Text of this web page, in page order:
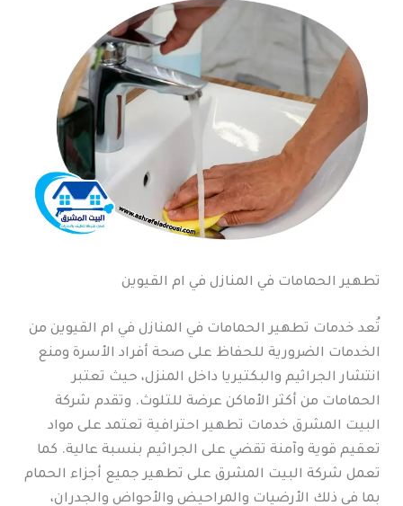
تطهير الحمامات في المنازل في ام القيوين
تُعد خدمات تطهير الحمامات في المنازل في ام القيوين من
الخدمات الضرورية للحفاظ على صحة أفراد الأسرة ومنع
انتشار الجراثيم والبكتيريا داخل المنزل، حيث تعتبر
الحمامات من أكثر الأماكن عرضة للتلوث. وتقدم شركة
البيت المشرق خدمات تطهير احترافية تعتمد على مواد
تعقيم قوية وآمنة تقضي على الجراثيم بنسبة عالية. كما
تعمل شركة البيت المشرق على تطهير جميع أجزاء الحمام
بما في ذلك الأرضيات والمراحيض والأحواض والجدران،